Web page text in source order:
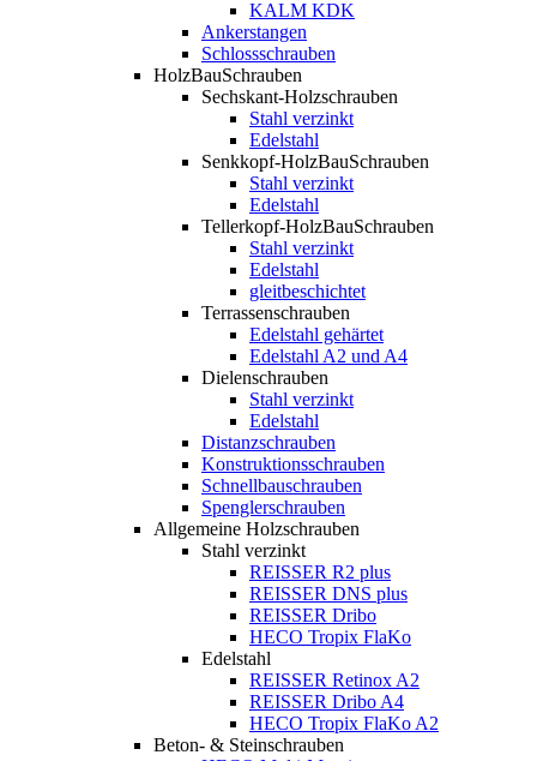
KALM KDK
Ankerstangen
Schlossschrauben
HolzBauSchrauben
Sechskant-Holzschrauben
Stahl verzinkt
Edelstahl
Senkkopf-HolzBauSchrauben
Stahl verzinkt
Edelstahl
Tellerkopf-HolzBauSchrauben
Stahl verzinkt
Edelstahl
gleitbeschichtet
Terrassenschrauben
Edelstahl gehärtet
Edelstahl A2 und A4
Dielenschrauben
Stahl verzinkt
Edelstahl
Distanzschrauben
Konstruktionsschrauben
Schnellbauschrauben
Spenglerschrauben
Allgemeine Holzschrauben
Stahl verzinkt
REISSER R2 plus
REISSER DNS plus
REISSER Dribo
HECO Tropix FlaKo
Edelstahl
REISSER Retinox A2
REISSER Dribo A4
HECO Tropix FlaKo A2
Beton- & Steinschrauben